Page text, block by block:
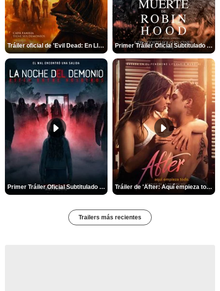
Tráiler oficial de 'Evil Dead: En Llamas' Primer Tráiler Oficial Subtitulado de 'La Muerte de Robin Hood'
Primer Tráiler Oficial Subtitulado de 'La Noche Del Demonio: Están Entre Nosotros' Tráiler de 'After: Aquí empieza todo'
Trailers más recientes